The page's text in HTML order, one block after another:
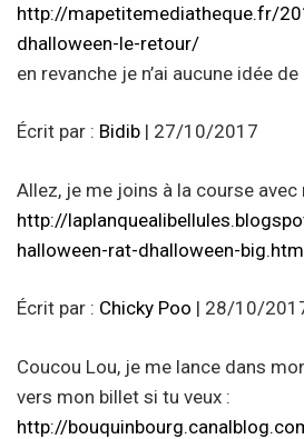
http://mapetitemediatheque.fr/
dhalloween-le-retour/
en revanche je n’ai aucune idée
Écrit par : Bidib | 27/10/2017
Allez, je me joins à la course
http://
halloween-rat-dhalloween-
Écrit par : Chicky Poo | 28/10/
Coucou Lou, je me lance dans
vers mon billet si tu veux :
http://